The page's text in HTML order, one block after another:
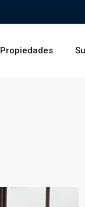
Propiedades